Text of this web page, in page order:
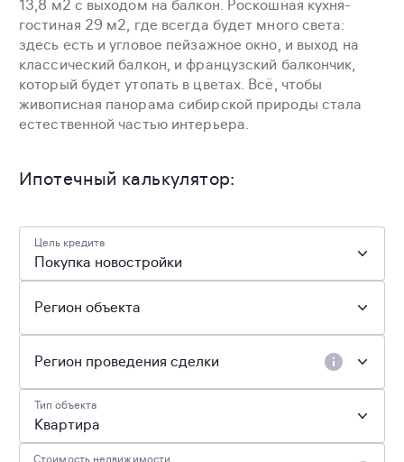
13,8 м2 с выходом на балкон. Роскошная кухня-
гостиная 29 м2, где всегда будет много света:
здесь есть и угловое пейзажное окно, и выход на
классический балкон, и французский балкончик,
который будет утопать в цветах. Всё, чтобы
живописная панорама сибирской природы стала
естественной частью интерьера.
Ипотечный калькулятор:
Цель кредита
Покупка новостройки
Регион объекта
Регион проведения сделки
Тип объекта
Квартира
Стоимость недвижимости